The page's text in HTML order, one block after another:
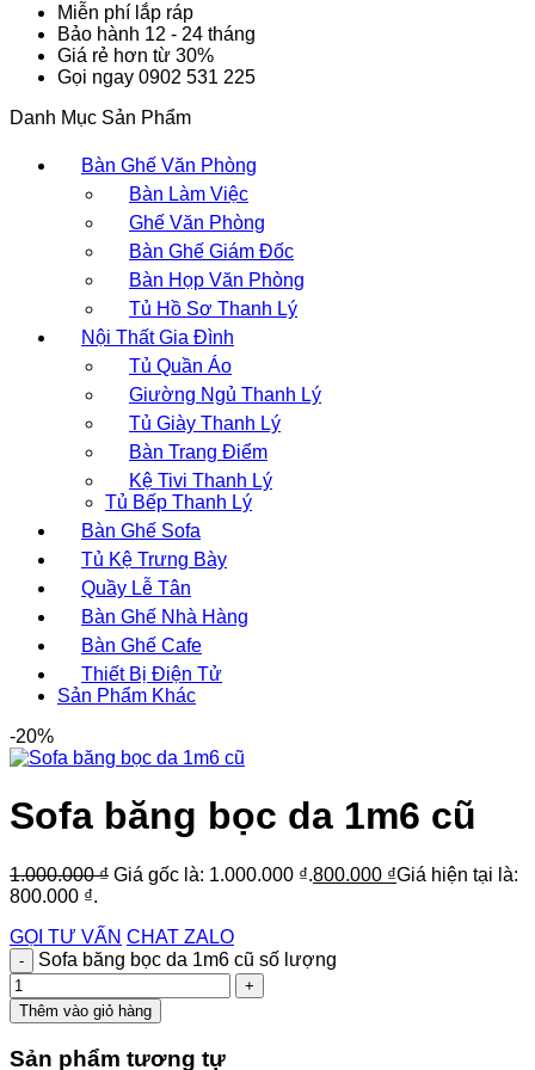
Miễn phí lắp ráp
Bảo hành 12 - 24 tháng
Giá rẻ hơn từ 30%
Gọi ngay 0902 531 225
Danh Mục Sản Phẩm
Bàn Ghế Văn Phòng
Bàn Làm Việc
Ghế Văn Phòng
Bàn Ghế Giám Đốc
Bàn Họp Văn Phòng
Tủ Hồ Sơ Thanh Lý
Nội Thất Gia Đình
Tủ Quần Áo
Giường Ngủ Thanh Lý
Tủ Giày Thanh Lý
Bàn Trang Điểm
Kệ Tivi Thanh Lý
Tủ Bếp Thanh Lý
Bàn Ghế Sofa
Tủ Kệ Trưng Bày
Quầy Lễ Tân
Bàn Ghế Nhà Hàng
Bàn Ghế Cafe
Thiết Bị Điện Tử
Sản Phẩm Khác
-20%
Sofa băng bọc da 1m6 cũ
1.000.000₫ Giá gốc là: 1.000.000 ₫.800.000 ₫Giá hiện tại là:
800.000 ₫.
GỌI TƯ VẤN CHAT ZALO
Sofa băng bọc da 1m6 cũ số lượng
Thêm vào giỏ hàng
Sản phẩm tương tự